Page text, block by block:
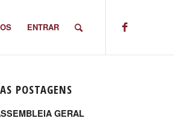
ENTRAR
POSTAGENS
GERAL